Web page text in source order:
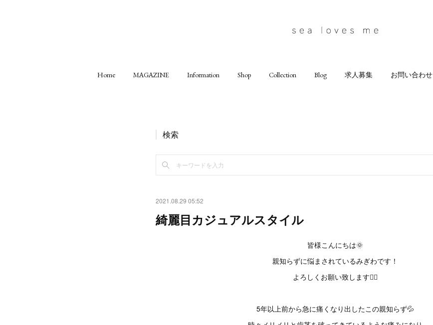
Home MAGAZINE Information Shop Collection Blog 求人募集 お問い合わせ
検索
2021.08.29 05:52
綺麗目カジュアルスタイル
皆様こんにちは🌞
親知らずに悩まされているみぎわです！
よろしくお願い致します🙇‍♀️
5年以上前から急に痛くなり出したこの親知らず💦